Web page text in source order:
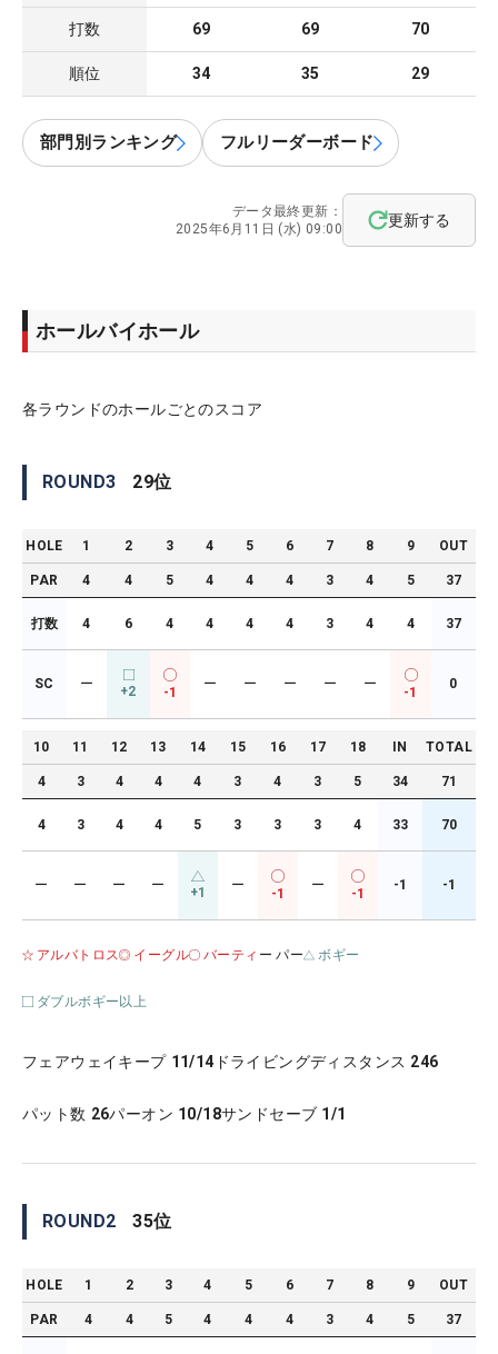
打数 69 69 70
順位 34 35 29
部門別ランキング フルリーダーボード
データ最終更新：
2025年6月11日 (水) 09:00
更新する
ホールバイホール
各ラウンドのホールごとのスコア
ROUND3 29位
HOLE 1 2 3 4 5 6 7 8 9 OUT
PAR 4 4 5 4 4 4 3 4 5 37
打数 4 6 4 4 4 4 3 4 4 37
SC ー +2 -1
ー ー ー ー ー
-1
0
10 11 12 13 14 15 16 17 18 IN TOTAL
4 3 4 4 4 3 4 3 5 34 71
4 3 4 4 5 3 3 3 4 33 70
ー ー ー ー +1 ー
-1
ー
-1
-1 -1
アルバトロス イーグル バーティ ー パー ボギー
ダブルボギー以上
フェアウェイキープ 11/14 ドライビングディスタンス 246
パット数 26パーオン 10/18サンドセーブ 1/1
ROUND2 35位
HOLE 1 2 3 4 5 6 7 8 9 OUT
PAR 4 4 5 4 4 4 3 4 5 37